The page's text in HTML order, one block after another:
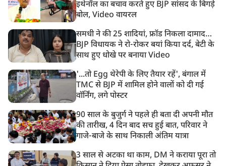
इथेनॉल का बचाव करते हुए BJP सांसद के बिगड़े
बोल, Video वायरल
समधी ने की 25 शादियां, फ्रॉड निकला दामाद…
BJP विधायक ने रो-रोकर बयां किया दर्द, बेटी के
साथ हुए धोखे पर बनाया Video
'...तो Egg थेरेपी के लिए तैयार रहें', बंगाल में
TMC से BJP में शामिल होने वालों को दी गई
वॉर्निंग, लगे पोस्टर
90 साल के बुजुर्ग ने पहले ही बता दी अपनी मौत
की तारीख, 4 दिन बाद सच हुई बात, परिवार ने
गाजे-बाजे के साथ निकाली अंतिम यात्रा
3 साल से अटका था काम, DM ने कराया पूरा तो